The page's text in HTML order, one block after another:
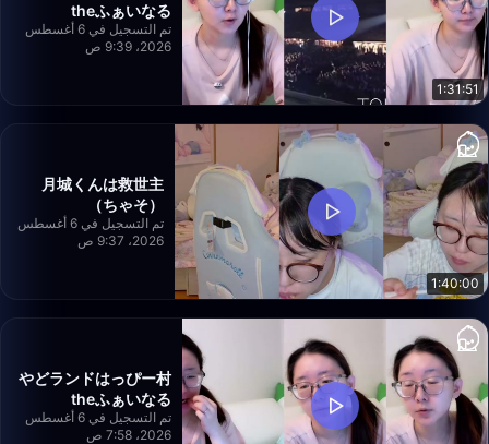
1:31:51
theふぁいなる
تم التسجيل في 6 أغسطس
2026، 9:39 ص
1:40:00
月城くんは救世主
（ちゃそ）
تم التسجيل في 6 أغسطس
2026، 9:37 ص
やどランドはっぴー村
theふぁいなる
تم التسجيل في 6 أغسطس
2026، 7:58 ص